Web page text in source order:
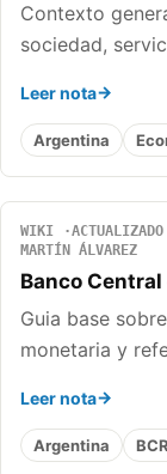
Contexto
sociedad,
Leer nota
Argentina
WIKI
MARTÍN ÁLVAREZ
Banco
Guia base
monetaria y
Leer nota
Argentina